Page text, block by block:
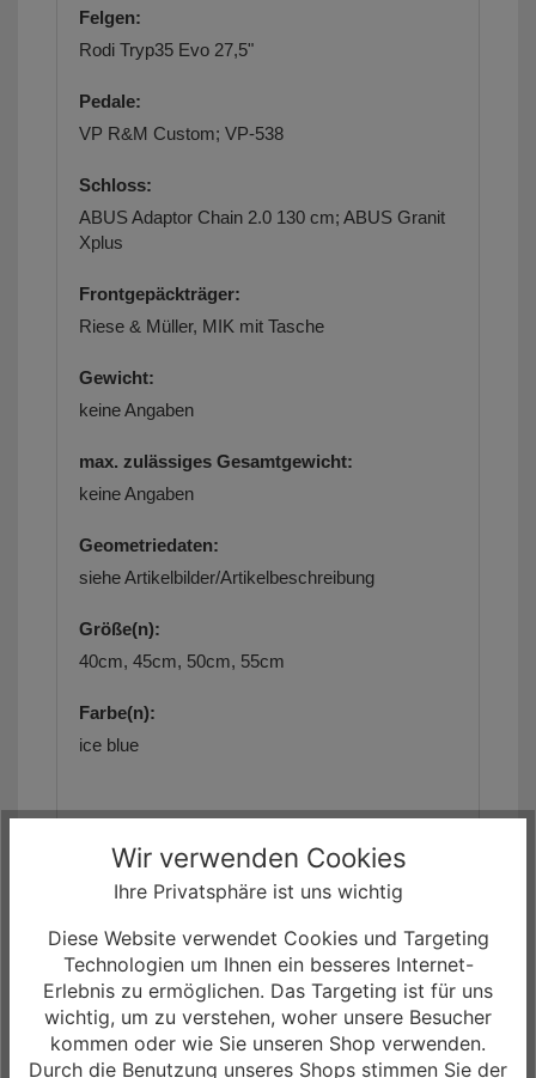
Felgen:
Rodi Tryp35 Evo 27,5"
Pedale:
VP R&M Custom; VP-538
Schloss:
ABUS Adaptor Chain 2.0 130 cm; ABUS Granit
Xplus
Frontgepäckträger:
Riese & Müller, MIK mit Tasche
Gewicht:
keine Angaben
max. zulässiges Gesamtgewicht:
keine Angaben
Geometriedaten:
siehe Artikelbilder/Artikelbeschreibung
Größe(n):
40cm, 45cm, 50cm, 55cm
Farbe(n):
ice blue
Die Artikelbilder dienen zur Information
(Abweichungen zur Artikelbeschreibung sind
möglich, da sich der Hersteller das Recht
vorbehält, die Produktspezifikation zu ändern).
Bitte richten Sie sich nach den im Artikel
angegebenen Spezifikationen. Weitere Details
finden Sie auch auf der Herstellerseite.
Unser Angebot für Sie!- DasRiese & Müller
Wir verwenden Cookies
Ihre Privatsphäre ist uns wichtig
Diese Website verwendet Cookies und Targeting
Technologien um Ihnen ein besseres Internet-
Erlebnis zu ermöglichen. Das Targeting ist für uns
wichtig, um zu verstehen, woher unsere Besucher
kommen oder wie Sie unseren Shop verwenden.
Durch die Benutzung unseres Shops stimmen Sie der